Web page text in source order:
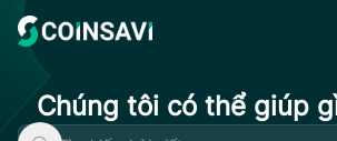
content
Chúng tôi có thể giúp